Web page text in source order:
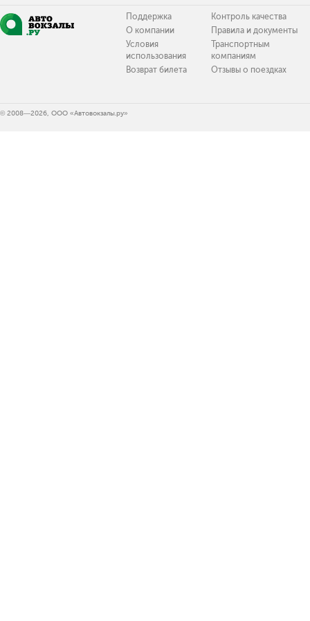
Поддержка
О компании
Условия
использования
Возврат билета
Контроль качества
Правила и документы
Транспортным
компаниям
Отзывы о поездках
© 2008—2026, ООО «Автовокзалы.ру»